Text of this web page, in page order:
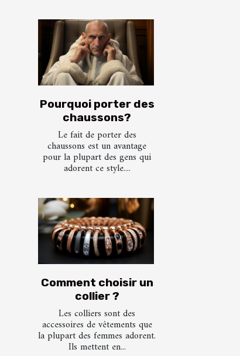
Pourquoi porter des
chaussons?
Le fait de porter des
chaussons est un avantage
pour la plupart des gens qui
adorent ce style....
Comment choisir un
collier ?
Les colliers sont des
accessoires de vêtements que
la plupart des femmes adorent.
Ils mettent en...